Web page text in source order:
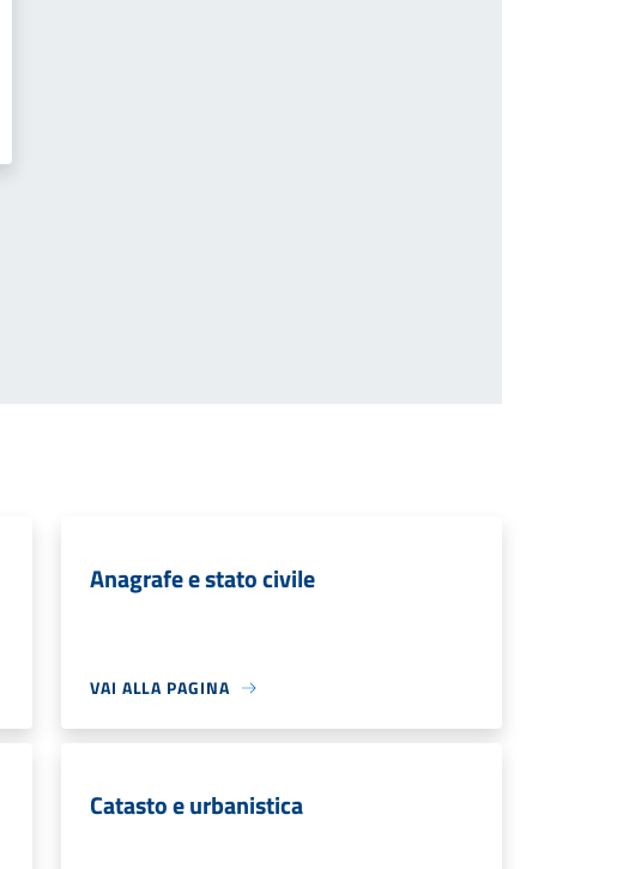
Anagrafe e stato civile
VAI ALLA PAGINA
Catasto e urbanistica